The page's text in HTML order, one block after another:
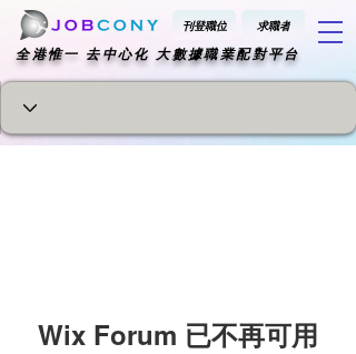
刊登職位 求職者
​全港惟一 去中心化 大數據職業配對平台
Wix Forum 已不再可用